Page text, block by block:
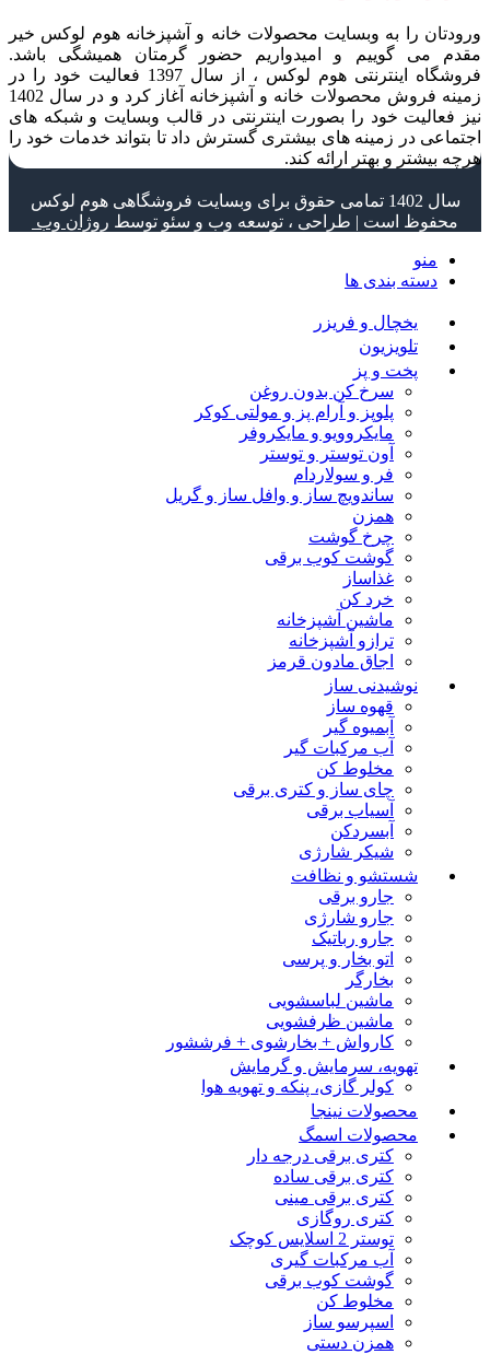
ورودتان را به وبسایت محصولات خانه و آشپزخانه هوم لوکس خیر
مقدم می گوییم و امیدواریم حضور گرمتان همیشگی باشد.
فروشگاه اینترنتی هوم لوکس ، از سال 1397 فعالیت خود را در
زمینه فروش محصولات خانه و آشپزخانه آغاز کرد و در سال 1402
نیز فعالیت خود را بصورت اینترنتی در قالب وبسایت و شبکه های
اجتماعی در زمینه های بیشتری گسترش داد تا بتواند خدمات خود را
هرچه بیشتر و بهتر ارائه کند.
سال 1402 تمامی حقوق برای وبسایت فروشگاهی هوم لوکس
محفوظ است | طراحی ، توسعه وب و سئو توسط روژان وب
منو
دسته بندی ها
یخچال و فریزر
تلویزیون
پخت و پز
سرخ کن بدون روغن
پلوپز و آرام پز و مولتی کوکر
مایکروویو و مایکروفر
آون توستر و توستر
فر و سولاردام
ساندویچ ساز و وافل ساز و گریل
همزن
چرخ گوشت
گوشت کوب برقی
غذاساز
خرد کن
ماشین آشپزخانه
ترازو آشپزخانه
اجاق مادون قرمز
نوشیدنی ساز
قهوه ساز
آبمیوه گیر
آب مرکبات گیر
مخلوط کن
چای ساز و کتری برقی
آسیاب برقی
آبسردکن
شیکر شارژی
شستشو و نظافت
جارو برقی
جارو شارژی
جارو رباتیک
اتو بخار و پرسی
بخارگر
ماشین لباسشویی
ماشین ظرفشویی
کارواش + بخارشوی + فرششور
تهویه، سرمایش و گرمایش
کولر گازی، پنکه و تهویه هوا
محصولات نینجا
محصولات اسمگ
کتری برقی درجه دار
کتری برقی ساده
کتری برقی مینی
کتری روگازی
توستر 2 اسلایس کوچک
آب مرکبات گیری
گوشت کوب برقی
مخلوط کن
اسپرسو ساز
همزن دستی